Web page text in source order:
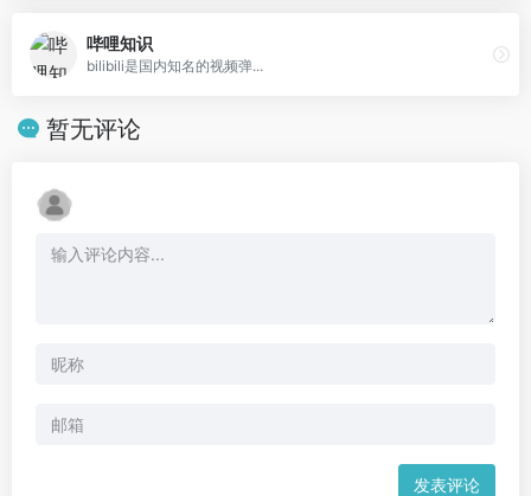
哔哩知识
bilibili是国内知名的视频弹...
暂无评论
发表评论